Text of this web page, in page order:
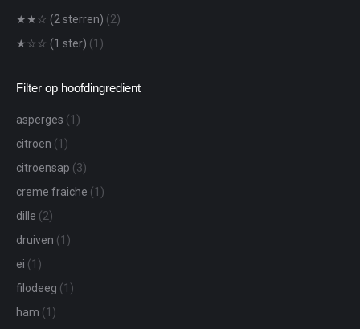
★★☆ (2 sterren) (2)
★☆☆ (1 ster) (1)
Filter op hoofdingredient
asperges (1)
citroen (1)
citroensap (3)
creme fraiche (1)
dille (2)
druiven (1)
ei (1)
filodeeg (1)
ham (1)